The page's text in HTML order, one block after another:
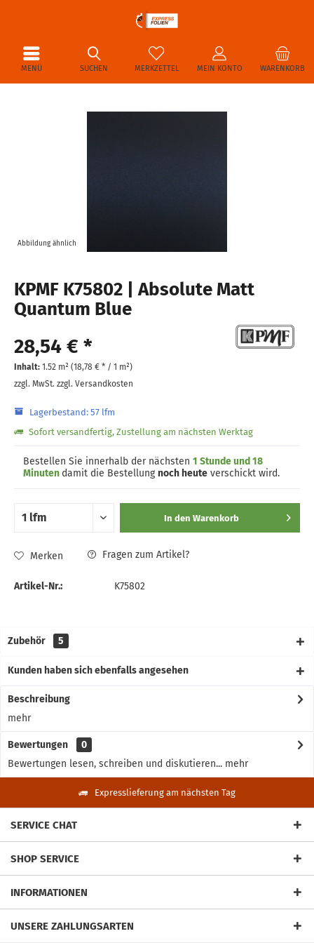
MENÜ WARENKORB
MERKZETTEL MEIN KONTO
SUCHEN
Abbildung ähnlich
KPMF K75802 | Absolute Matt
Quantum Blue
28,54 € *
Inhalt: 1.52 m² (18,78 € * / 1 m²)
zzgl. MwSt. zzgl. Versandkosten
Lagerbestand: 57 lfm
Sofort versandfertig, Zustellung am nächsten Werktag
Bestellen Sie innerhalb der nächsten 1 Stunde und 18
Minuten damit die Bestellungnoch heute verschickt wird.
In den Warenkorb
Merken Fragen zum Artikel?
Artikel-Nr.: K75802
Zubehör 5
Kunden haben sich ebenfalls angesehen
Beschreibung
mehr
Bewertungen
0
Bewertungen lesen, schreiben und diskutieren... mehr
Expresslieferung am nächsten Tag
SERVICE CHAT
SHOP SERVICE
INFORMATIONEN
UNSERE ZAHLUNGSARTEN